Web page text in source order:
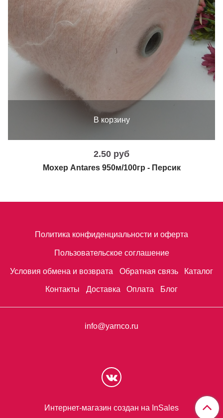
В корзину
2.50 руб
Мохер Antares 950м/100гр - Персик
Политика конфиденциальности и оферта
Пользовательское соглашение
Условия обмена и возврата Обратная связь Каталог
Контакты Доставка Оплата Блог
info@yarnco.ru
Интернет-магазин создан на InSales